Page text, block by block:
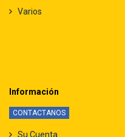
Varios
Información
CONTACTANOS
Su Cuenta